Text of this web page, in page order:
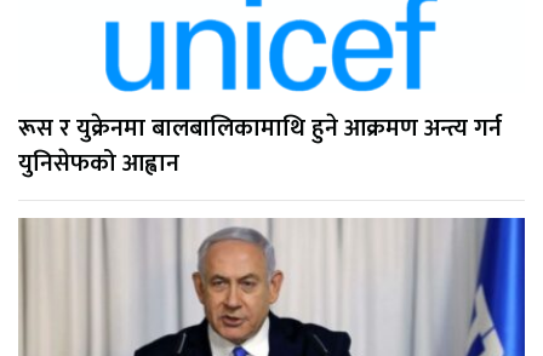
रूस र युक्रेनमा बालबालिकामाथि हुने आक्रमण अन्त्य गर्न
युनिसेफको आह्वान